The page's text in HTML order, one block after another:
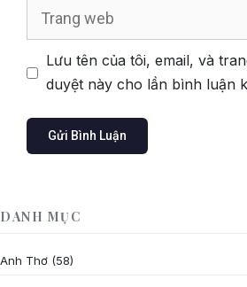
Lưu tên của tôi, email, và
duyệt này cho lần bình luận
DANH MỤC
Anh Thơ (58)